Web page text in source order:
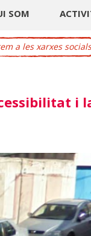
SOM
a les xarxes socials
i